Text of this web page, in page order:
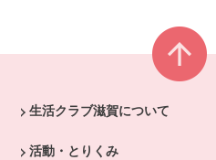
生活クラブ滋賀について
活動・とりくみ